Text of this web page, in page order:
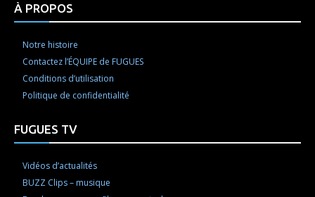
À PROPOS
Notre histoire
Contactez l’ÉQUIPE de FUGUES
Conditions d’utilisation
Politique de confidentialité
FUGUES TV
Vidéos d’actualités
BUZZ Clips – musique